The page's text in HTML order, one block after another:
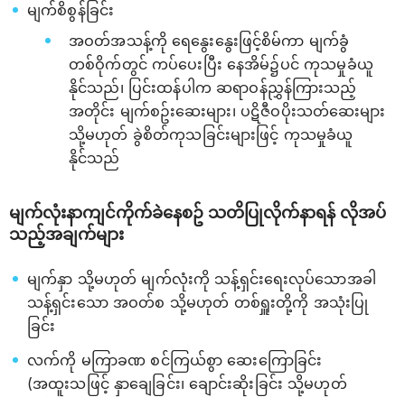
မျက်စိစွန်ခြင်း
အဝတ်အသန့်ကို ရေနွေးနွေးဖြင့်စိမ်ကာ မျက်ခွံ
တစ်ဝိုက်တွင် ကပ်ပေးပြီး နေအိမ်၌ပင် ကုသမှုခံယူ
နိုင်သည်၊ ပြင်းထန်ပါက ဆရာဝန်ညွှန်ကြားသည့်
အတိုင်း မျက်စဥ်းဆေးများ၊ ပဋိဇီဝပိုးသတ်ဆေးများ
သို့မဟုတ် ခွဲစိတ်ကုသခြင်းများဖြင့် ကုသမှုခံယူ
နိုင်သည်
မျက်လုံးနာကျင်ကိုက်ခဲနေစဥ် သတိပြုလိုက်နာရန် လိုအပ်
သည့်အချက်များ
မျက်နှာ သို့မဟုတ် မျက်လုံးကို သန့်ရှင်းရေးလုပ်သောအခါ
သန့်ရှင်းသော အဝတ်စ သို့မဟုတ် တစ်ရှူးတို့ကို အသုံးပြု
ခြင်း
လက်ကို မကြာခဏ စင်ကြယ်စွာ ဆေးကြောခြင်း
(အထူးသဖြင့် နှာချေခြင်း၊ ချောင်းဆိုးခြင်း သို့မဟုတ်